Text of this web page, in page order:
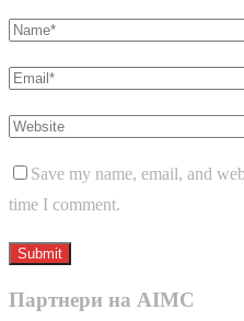
Save my name, email, and
time I comment.
Партнери на AIMC